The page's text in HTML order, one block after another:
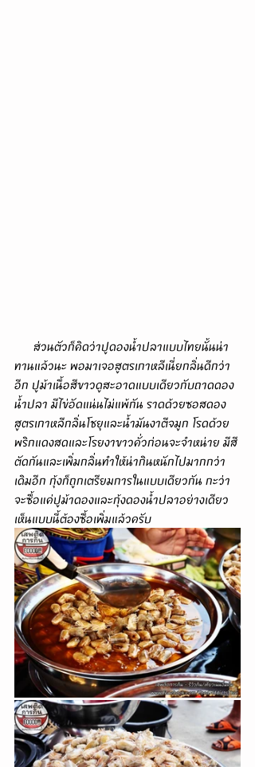
ทานแล้วนะ พอมาเจอสูตรเกาหลีเนี่ยกลิ่นดีกว่า
อีก ปูม้าเนื้อสีขาวดูสะอาดแบบเดียวกับถาดดอง
น้ำปลา มีไข่อัดแน่นไม่แพ้กัน ราดด้วยซอสดอง
สูตรเกาหลีกลิ่นโชยุและน้ำมันงาตีจมูก โรดด้วย
พริกแดงสดและโรยงาขาวคั่วก่อนจะจำหน่าย มีสี
ตัดกันและเพิ่มกลิ่นทำให้น่ากินหนักไปมากกว่า
เดิมอีก กุ้งก็ถูกเตรียมการในแบบเดียวกัน กะว่า
จะซื้อแค่ปูม้าดองและกุ้งดองน้ำปลาอย่างเดียว
เห็นแบบนี้ต้องซื้อเพิ่มแล้วครับ